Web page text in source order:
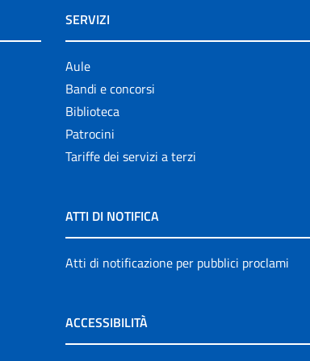
SERVIZI
Aule
Bandi e concorsi
Biblioteca
Patrocini
Tariffe dei servizi a terzi
ATTI DI NOTIFICA
Atti di notificazione per pubblici proclami
ACCESSIBILITÀ